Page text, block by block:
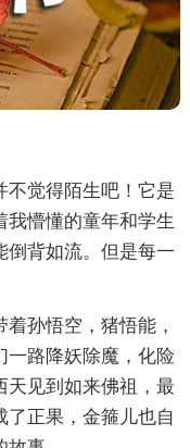
觉得陌生吧！它是
我懵懂的童年和学生
倒背如流。但是每一
孙悟空，猪悟能，
一路降妖除魔，化险
天见到如来佛祖，最
了正果，金箍儿也自